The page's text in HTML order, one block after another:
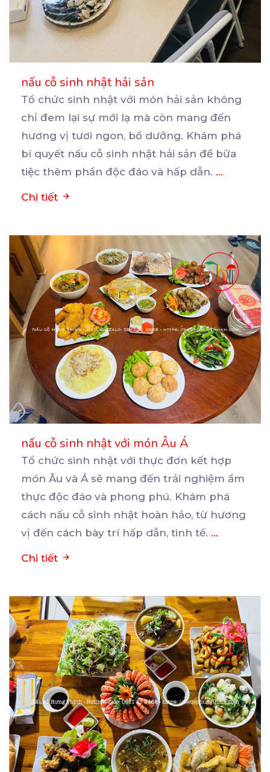
nấu cỗ sinh nhật hải sản
Tổ chức sinh nhật với món hải sản không
chỉ đem lại sự mới lạ mà còn mang đến
hương vị tươi ngon, bổ dưỡng. Khám phá
bí quyết nấu cỗ sinh nhật hải sản để bữa
tiệc thêm phần độc đáo và hấp dẫn. ...
Chi tiết
nấu cỗ sinh nhật với món Âu Á
Tổ chức sinh nhật với thực đơn kết hợp
món Âu và Á sẽ mang đến trải nghiệm ẩm
thực độc đáo và phong phú. Khám phá
cách nấu cỗ sinh nhật hoàn hảo, từ hương
vị đến cách bày trí hấp dẫn, tinh tế. ...
Chi tiết